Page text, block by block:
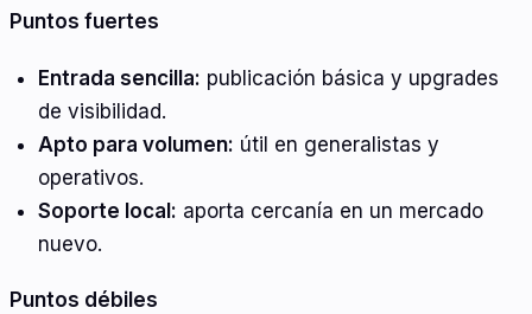
Puntos fuertes
Entrada sencilla: publicación básica y upgrades
de visibilidad.
Apto para volumen: útil en generalistas y
operativos.
Soporte local: aporta cercanía en un mercado
nuevo.
Puntos débiles